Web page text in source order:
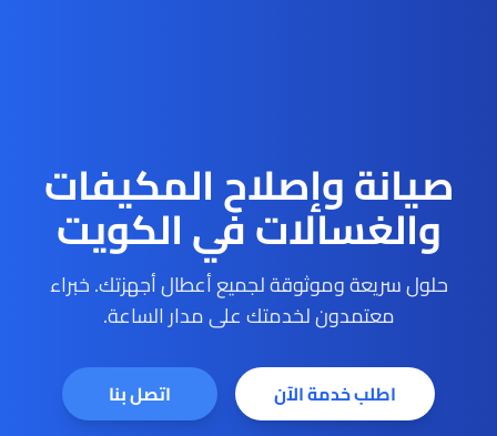
صيانة وإصلاح المكيفات
والغسالات في الكويت
حلول سريعة وموثوقة لجميع أعطال أجهزتك. خبراء
معتمدون لخدمتك على مدار الساعة.
اطلب خدمة الآن اتصل بنا